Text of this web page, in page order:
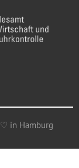
in Hamburg